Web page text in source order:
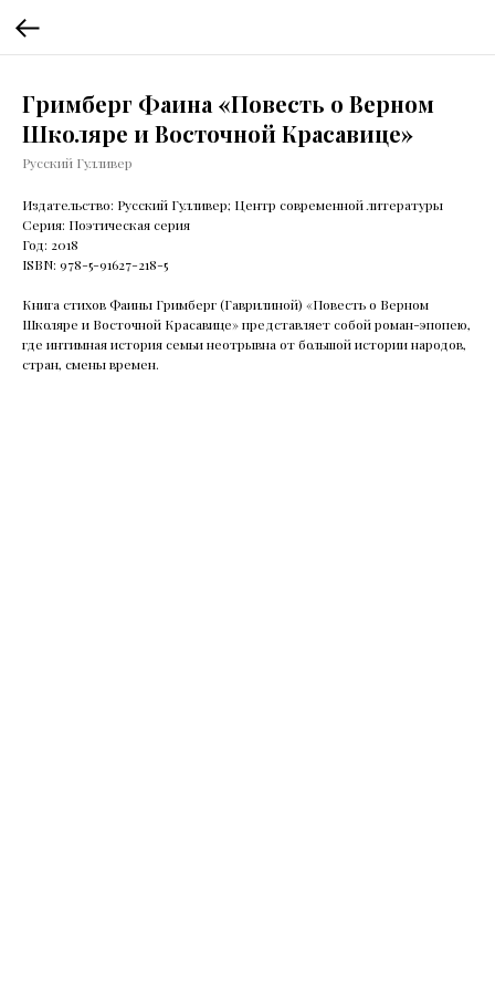
Гримберг Фаина «Повесть о Верном
Школяре и Восточной Красавице»
Русский Гулливер
Издательство: Русский Гулливер; Центр современной литературы
Серия: Поэтическая серия
Год: 2018
ISBN: 978-5-91627-218-5
Книга стихов Фаины Гримберг (Гаврилиной) «Повесть о Верном
Школяре и Восточной Красавице» представляет собой роман-эпопею,
где интимная история семьи неотрывна от большой истории народов,
стран, смены времен.